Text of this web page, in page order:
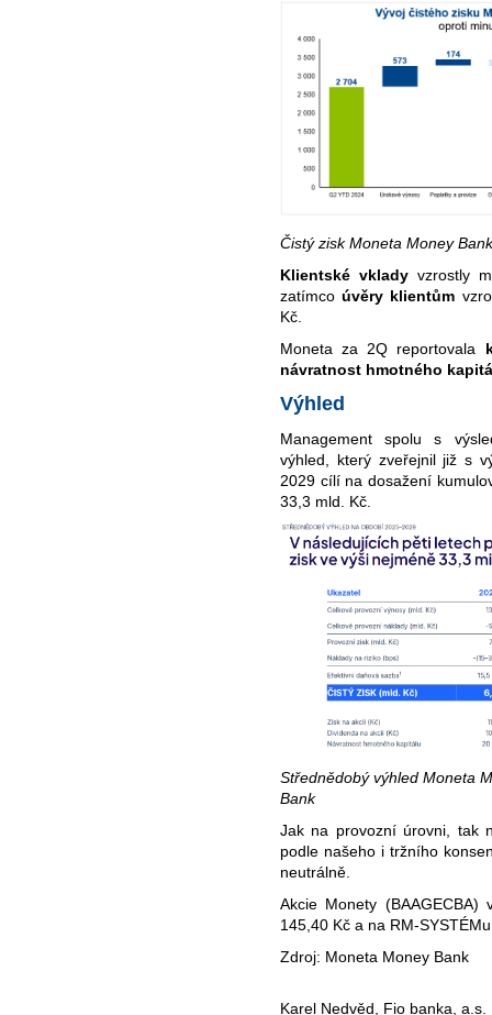
Čistý zisk Moneta Money
Klientské vklady vzrostly
zatímcoúvěry klientům
Kč.
Moneta za 2Q reportovala
návratnost hmotného
Výhled
Management spolu s
výhled, který zveřejnil již s
2029 cílí na dosažení
33,3 mld. Kč.
Střednědobý výhled Moneta
Bank
Jak na provozní úrovni, tak
podle našeho i tržního
neutrálně.
Akcie Monety
145,40 Kč a na RM-
Zdroj: Moneta Money Bank
Karel Nedvěd, Fio banka, a.s.